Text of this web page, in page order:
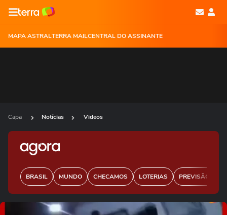
MAPA ASTRALTERRA MAILCENTRAL DO ASSINANTE
Capa Notícias Videos
BRASIL MUNDO CHECAMOS LOTERIAS PREVISÃO DO